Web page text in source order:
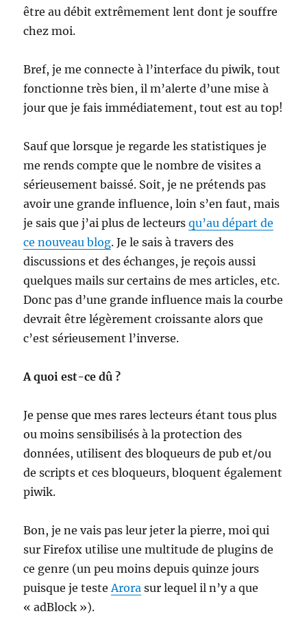
être au débit extrêmement lent dont je souffre
chez moi.
Bref, je me connecte à l’interface du piwik, tout
fonctionne très bien, il m’alerte d’une mise à
jour que je fais immédiatement, tout est au top!
Sauf que lorsque je regarde les statistiques je
me rends compte que le nombre de visites a
sérieusement baissé. Soit, je ne prétends pas
avoir une grande influence, loin s’en faut, mais
je sais que j’ai plus de lecteursqu’au départ de
ce nouveau blog. Je le sais à travers des
discussions et des échanges, je reçois aussi
quelques mails sur certains de mes articles, etc.
Donc pas d’une grande influence mais la courbe
devrait être légèrement croissante alors que
c’est sérieusement l’inverse.
A quoi est-ce dû ?
Je pense que mes rares lecteurs étant tous plus
ou moins sensibilisés à la protection des
données, utilisent des bloqueurs de pub et/ou
de scripts et ces bloqueurs, bloquent également
piwik.
Bon, je ne vais pas leur jeter la pierre, moi qui
sur Firefox utilise une multitude de plugins de
ce genre (un peu moins depuis quinze jours
puisque je testeArora sur lequel il n’y a que
« adBlock »).